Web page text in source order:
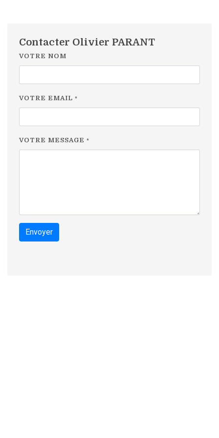
Contacter Olivier PARANT
VOTRE NOM
VOTRE EMAIL *
VOTRE MESSAGE *
Envoyer